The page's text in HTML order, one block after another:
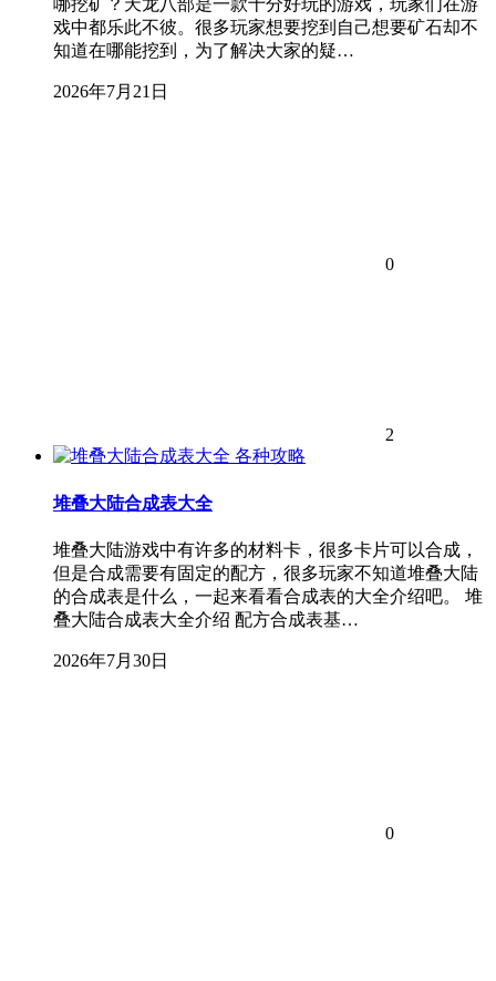
哪挖矿？天龙八部是一款十分好玩的游戏，玩家们在游
戏中都乐此不彼。很多玩家想要挖到自己想要矿石却不
知道在哪能挖到，为了解决大家的疑…
2026年7月21日
0
2
各种攻略
堆叠大陆合成表大全
堆叠大陆游戏中有许多的材料卡，很多卡片可以合成，
但是合成需要有固定的配方，很多玩家不知道堆叠大陆
的合成表是什么，一起来看看合成表的大全介绍吧。 堆
叠大陆合成表大全介绍 配方合成表基…
2026年7月30日
0